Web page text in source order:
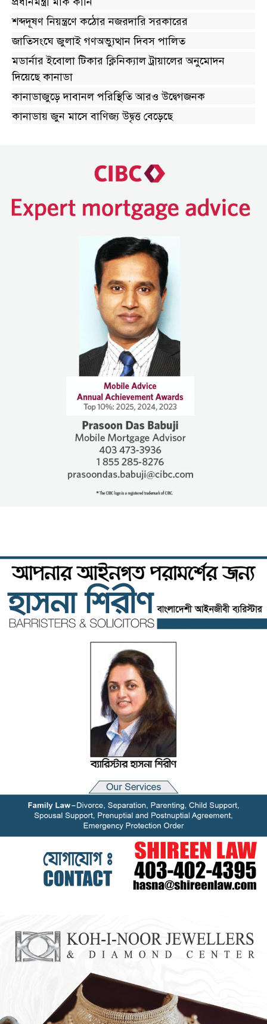
শব্দদূষণ নিয়ন্ত্রণে কঠোর নজরদারি সরকারের
জাতিসংঘে জুলাই গণঅভ্যুত্থান দিবস পালিত
মডার্নার ইবোলা টিকার ক্লিনিক্যাল ট্রায়ালের অনুমোদন
দিয়েছে কানাডা
কানাডাজুড়ে দাবানল পরিস্থিতি আরও উদ্বেগজনক
কানাডায় জুন মাসে বাণিজ্য উদ্বৃত্ত বেড়েছে